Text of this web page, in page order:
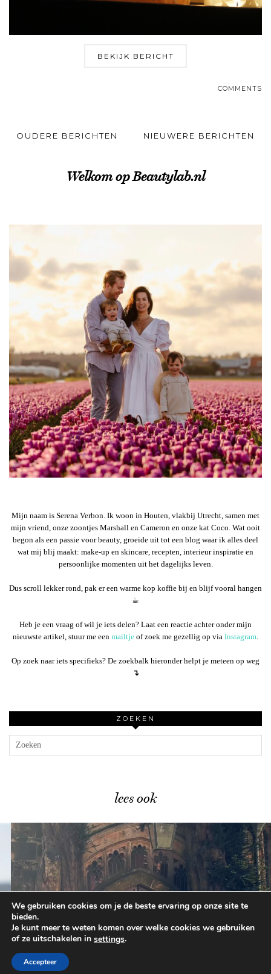
BEKIJK BERICHT
COMMENTS
OUDERE BERICHTEN NIEUWERE BERICHTEN
Welkom op Beautylab.nl
Mijn naam is Serena Verbon. Ik woon in Houten, vlakbij Utrecht, samen met
mijn vriend, onze zoontjes Marshall en Cameron en onze kat Coco. Wat ooit
begon als een passie voor beauty, groeide uit tot een blog waar ik alles deel
wat mij blij maakt: make-up en skincare, recepten, interieur inspiratie en
persoonlijke momenten uit het dagelijks leven.
Dus scroll lekker rond, pak er een warme kop koffie bij en blijf vooral hangen
☕︎
Heb je een vraag of wil je iets delen? Laat een reactie achter onder mijn
nieuwste artikel, stuur me een mailtje of zoek me gezellig op via Instagram.
Op zoek naar iets specifieks? De zoekbalk hieronder helpt je meteen op weg
↴
ZOEKEN
lees ook
De Cotswolds met kinderen: …
We gebruiken cookies om je de beste ervaring op onze site te
bieden.
Je kunt meer te weten komen over welke cookies we gebruiken
of ze uitschakelen in settings.
Accepteer